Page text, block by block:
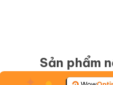
Sản phẩm